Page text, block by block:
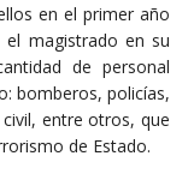
en el primer año
magistrado en su
de personal
bomberos, policías,
entre otros, que
de Estado.